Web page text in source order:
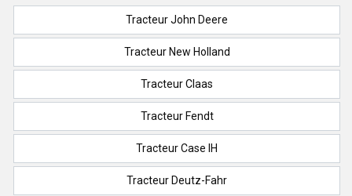
Tracteur John Deere
Tracteur New Holland
Tracteur Claas
Tracteur Fendt
Tracteur Case IH
Tracteur Deutz-Fahr